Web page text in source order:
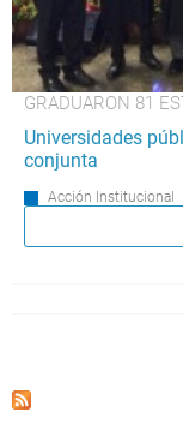
GRADUARON 81
Universidades
conjunta
Acción Institucional